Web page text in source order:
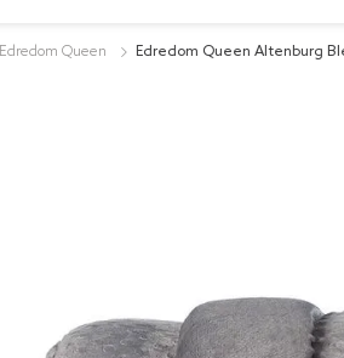
Edredom Queen
Edredom Queen Altenburg